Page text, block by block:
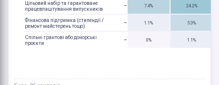
Цільовий набір та гарантоване
працевлаштування випускників
Фінансова підтримка (стипендії /
ремонт майстерень тощо)
Спільні грантові або донорські
проєкти
7.4% 24.2%
1.1% 5.3%
0% 1.1%